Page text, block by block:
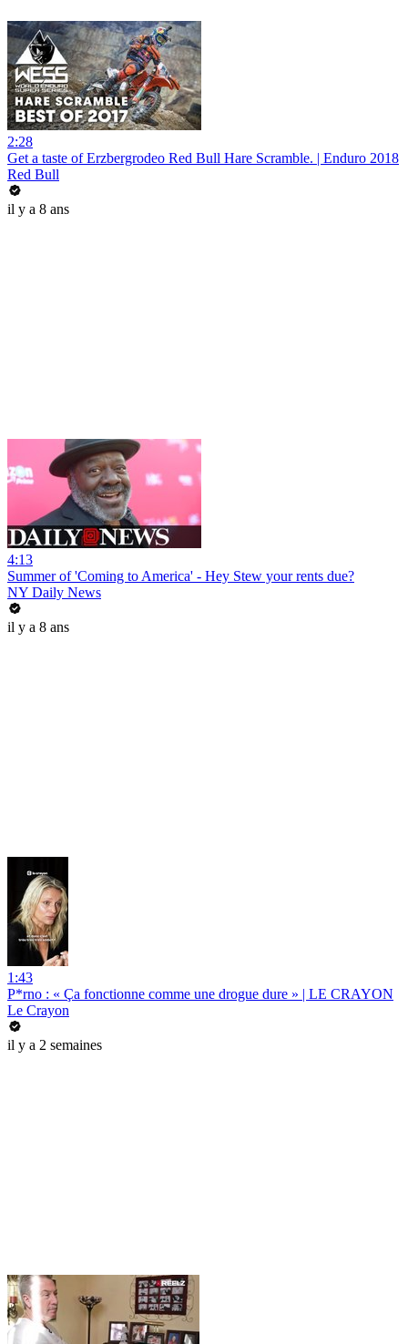
2:28
Get a taste of Erzbergrodeo Red Bull Hare Scramble. | Enduro 2018
Red Bull
il y a 8 ans
4:13
Summer of 'Coming to America' - Hey Stew your rents due?
NY Daily News
il y a 8 ans
1:43
P*rno : « Ça fonctionne comme une drogue dure » | LE CRAYON
Le Crayon
il y a 2 semaines